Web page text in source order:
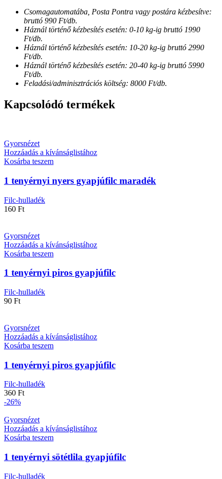
Csomagautomatába, Posta Pontra vagy postára kézbesítve:
bruttó 990 Ft/db.
Háznál történő kézbesítés esetén: 0-10 kg-ig bruttó 1990
Ft/db.
Háznál történő kézbesítés esetén: 10-20 kg-ig bruttó 2990
Ft/db.
Háznál történő kézbesítés esetén: 20-40 kg-ig bruttó 5990
Ft/db.
Feladási/adminisztrációs költség: 8000 Ft/db.
Kapcsolódó termékek
Gyorsnézet
Hozzáadás a kívánságlistához
Kosárba teszem
1 tenyérnyi nyers gyapjúfilc maradék
Filc-hulladék
160 Ft
Gyorsnézet
Hozzáadás a kívánságlistához
Kosárba teszem
1 tenyérnyi piros gyapjúfilc
Filc-hulladék
90 Ft
Gyorsnézet
Hozzáadás a kívánságlistához
Kosárba teszem
1 tenyérnyi piros gyapjúfilc
Filc-hulladék
360 Ft
-26%
Gyorsnézet
Hozzáadás a kívánságlistához
Kosárba teszem
1 tenyérnyi sötétlila gyapjúfilc
Filc-hulladék